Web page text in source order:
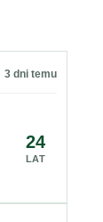
3 dni temu
24
LAT